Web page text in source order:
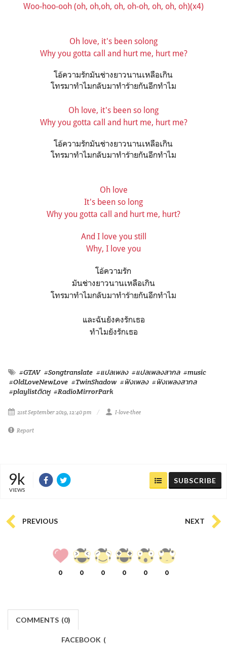
Woo-hoo-ooh (oh, oh,oh, oh, oh-oh, oh, oh, oh)(x4)
Oh love, it's been solong
Why you gotta call and hurt me, hurt me?
โอ้ความรักมันช่างยาวนานเหลือเกิน
โทรมาทำไมกลับมาทำร้ายกันอีกทำไม
Oh love, it's been so long
Why you gotta call and hurt me, hurt me?
โอ้ความรักมันช่างยาวนานเหลือเกิน
โทรมาทำไมกลับมาทำร้ายกันอีกทำไม
Oh love
It's been so long
Why you gotta call and hurt me, hurt?
And I love you still
Why, I love you
โอ้ความรัก
มันช่างยาวนานเหลือเกิน
โทรมาทำไมกลับมาทำร้ายกันอีกทำไม
และฉันยังคงรักเธอ
ทำไมยังรักเธอ
#GTAV #Songtranslate #แปลเพลง #แปลเพลงสากล #music
#OldLoveNewLove #TwinShadow #ฟังเพลง #ฟังเพลงสากล
#playlistติดหู #RadioMirrorPark
21st September 2019, 12:40 pm I-love-thee
Report
9k
VIEWS
SUBSCRIBE
PREVIOUS NEXT
0 0 0 0 0 0
COMMENTS (0)
FACEBOOK (